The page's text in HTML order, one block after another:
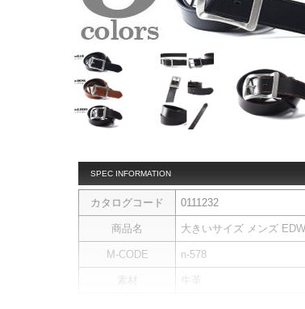
SPEC INFORMATION
カタログコード 0111232
商品名 大きいサイズ メンズ
M-CODE n-578
牛革